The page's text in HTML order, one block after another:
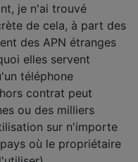
je n'ai trouvé
de cela, à part des
des APN étranges
elles servent
téléphone
contrat peut
ou des milliers
sur n'importe
où le propriétaire